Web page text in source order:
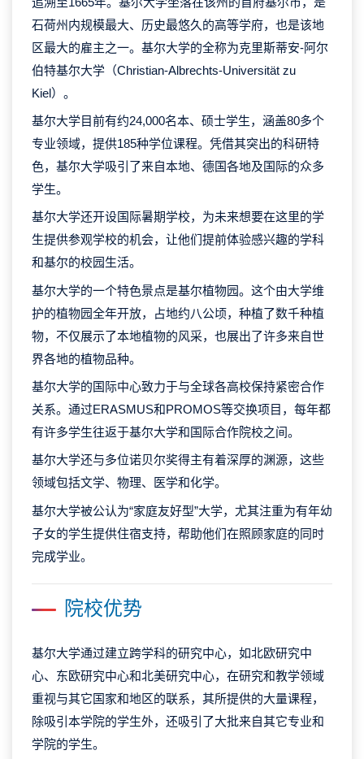
石荷州内规模最大、历史最悠久的高等学府，也是该地
区最大的雇主之一。基尔大学的全称为克里斯蒂安-阿尔
伯特基尔大学（Christian-Albrechts-Universität zu
Kiel）。
基尔大学目前有约24,000名本、硕士学生，涵盖80多个
专业领域，提供185种学位课程。凭借其突出的科研特
色，基尔大学吸引了来自本地、德国各地及国际的众多
学生。
基尔大学还开设国际暑期学校，为未来想要在这里的学
生提供参观学校的机会，让他们提前体验感兴趣的学科
和基尔的校园生活。
基尔大学的一个特色景点是基尔植物园。这个由大学维
护的植物园全年开放，占地约八公顷，种植了数千种植
物，不仅展示了本地植物的风采，也展出了许多来自世
界各地的植物品种。
基尔大学的国际中心致力于与全球各高校保持紧密合作
关系。通过ERASMUS和PROMOS等交换项目，每年都
有许多学生往返于基尔大学和国际合作院校之间。
基尔大学还与多位诺贝尔奖得主有着深厚的渊源，这些
领域包括文学、物理、医学和化学。
基尔大学被公认为“家庭友好型”大学，尤其注重为有年幼
子女的学生提供住宿支持，帮助他们在照顾家庭的同时
完成学业。
院校优势
基尔大学通过建立跨学科的研究中心，如北欧研究中
心、东欧研究中心和北美研究中心，在研究和教学领域
重视与其它国家和地区的联系，其所提供的大量课程，
除吸引本学院的学生外，还吸引了大批来自其它专业和
学院的学生。